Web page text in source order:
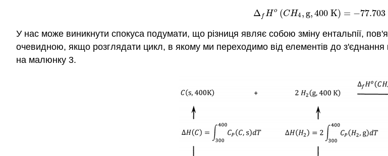
Δf H o (CH4, g,400 K) = −77.703
(8.8.2)Δ fHo(C H4,g,400 K) =−
У нас може виникнути спокуса подумати, що різниця являє собою зміну ентальпії,
очевидною, якщо розглядати цикл, в якому ми переходимо від елементів до
на малюнку 3.